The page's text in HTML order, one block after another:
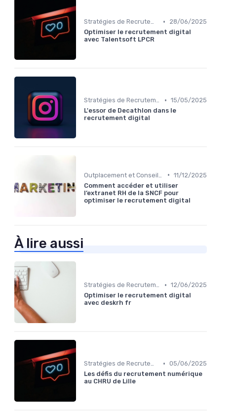
Stratégies de Recrutement Digital •
28/06/2025
Optimiser le recrutement digital
avec Talentsoft LPCR
Stratégies de Recrutement Digital • 15/05/2025
L'essor de Decathlon dans le
recrutement digital
• 11/12/2025
Comment accéder et utiliser
l’extranet RH de la SNCF pour
optimiser le recrutement digital
À lire aussi
Stratégies de Recrutement Digital • 12/06/2025
Optimiser le recrutement digital
avec deskrh fr
Stratégies de Recrutement Digital • 05/06/2025
Les défis du recrutement numérique
au CHRU de Lille